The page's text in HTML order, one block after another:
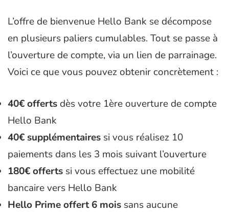
L’offre de bienvenue Hello Bank se décompose
en plusieurs paliers cumulables. Tout se passe à
l’ouverture de compte, via un lien de parrainage.
Voici ce que vous pouvez obtenir concrètement :
40€ offerts dès votre 1ère ouverture de compte
Hello Bank
40€ supplémentaires si vous réalisez 10
paiements dans les 3 mois suivant l’ouverture
180€ offerts si vous effectuez une mobilité
bancaire vers Hello Bank
Hello Prime offert 6 mois sans aucune